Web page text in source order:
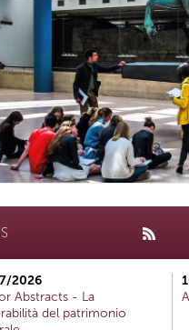
2026
Abstracts - La
del patrimonio